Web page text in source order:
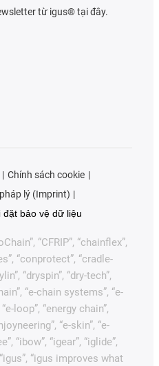
từ igus® tại đây.
Chính sách cookie
lý (Imprint)
đặt bảo vệ dữ liệu
“CFRIP”, “chainflex”,
“conprotect”, “cradle-
“dryspin”, “dry-tech”,
“e-chain systems”, “e-
loop”, “energy chain”,
“e-skin”, “e-
“ibow”, “igear”, “iglide”,
“igus improves what